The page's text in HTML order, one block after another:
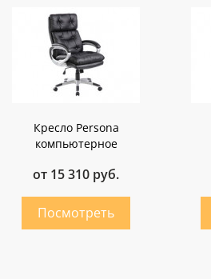
Кресло Persona
компьютерное
от 15 310 руб.